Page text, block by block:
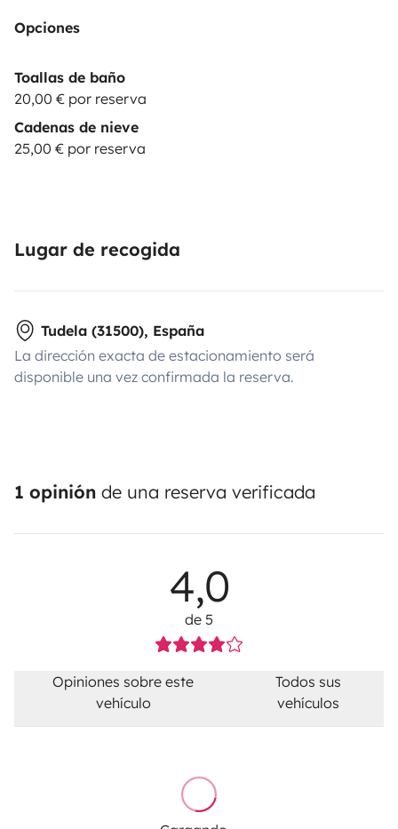
Opciones
Toallas de baño
20,00 € por reserva
Cadenas de nieve
25,00 € por reserva
Lugar de recogida
Tudela (31500), España
La dirección exacta de estacionamiento será
disponible una vez confirmada la reserva.
1 opinión de una reserva verificada
4,0
de 5
Opiniones sobre este
vehículo
Todos sus
vehículos